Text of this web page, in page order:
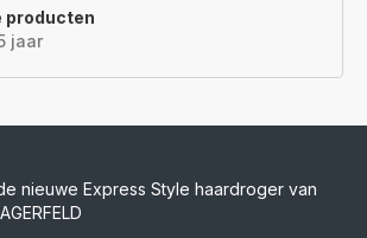
producten
jaar
nieuwe Express Style haardroger van